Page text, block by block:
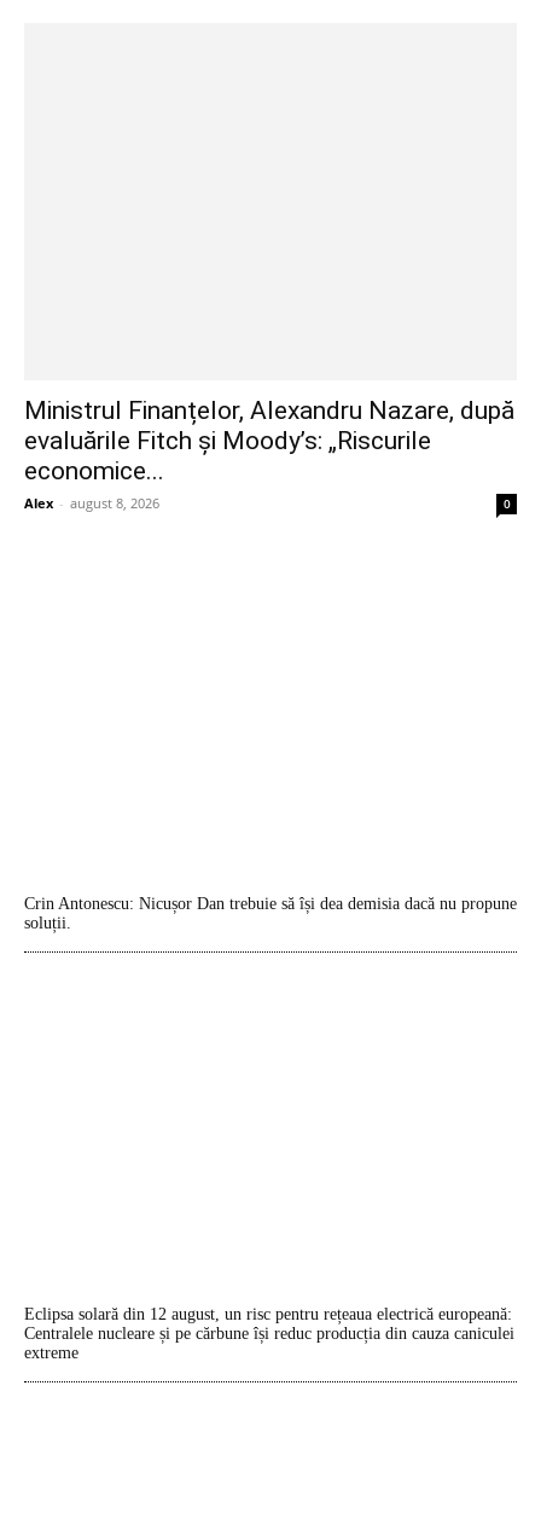
Ministrul Finanțelor, Alexandru Nazare, după
evaluările Fitch și Moody’s: „Riscurile
economice...
Alex - august 8, 2026 0
Crin Antonescu: Nicușor Dan trebuie să își dea demisia dacă nu propune
soluții.
Eclipsa solară din 12 august, un risc pentru rețeaua electrică europeană:
Centralele nucleare și pe cărbune își reduc producția din cauza caniculei
extreme